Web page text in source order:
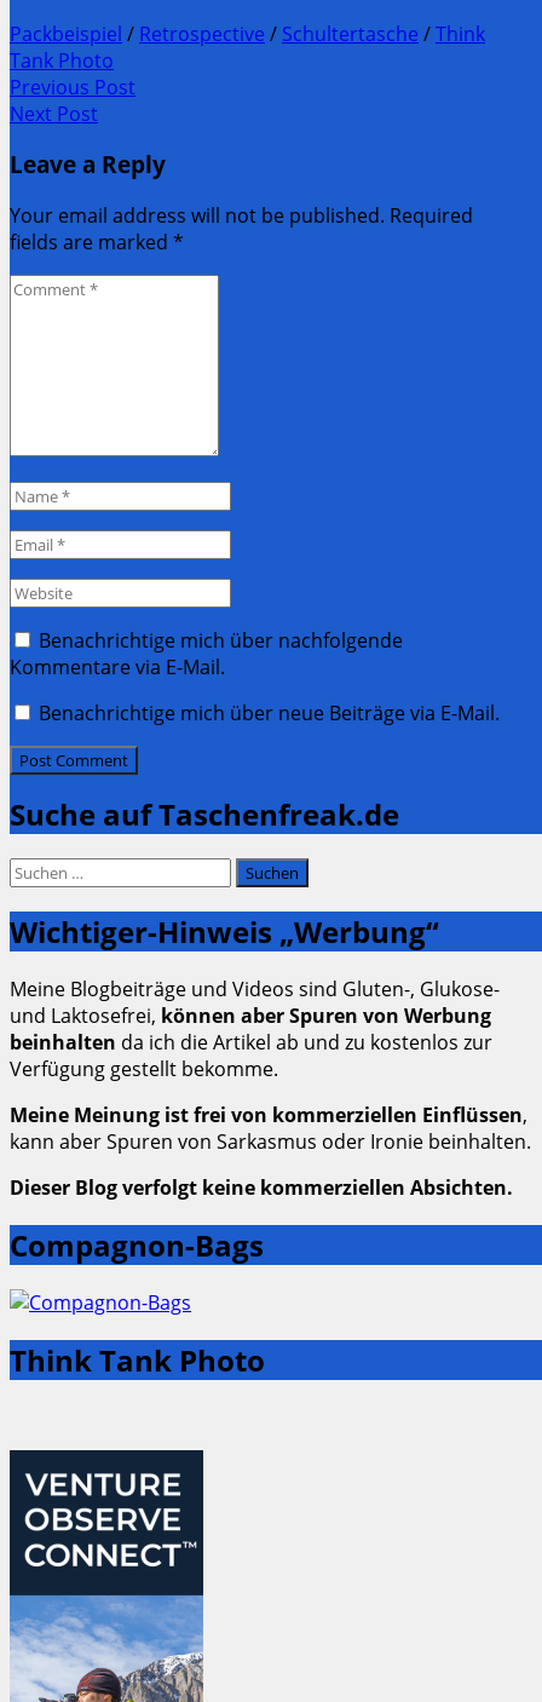
Packbeispiel / Retrospective / Schultertasche /Think
Tank Photo
Post
navigation
Previous Post
Previous
Next Post
Post:
Leave a Reply
Your email address will not be published. Required
fields are marked *
Comment
Name
Email
Website
Benachrichtige mich über nachfolgende
Kommentare via E-Mail.
Benachrichtige mich über neue Beiträge via E-Mail.
Suche auf Taschenfreak.de
Suchen
Wichtiger-Hinweis „Werbung“
Meine Blogbeiträge und Videos sind Gluten-, Glukose-
und Laktosefrei, können aber Spuren von Werbung
beinhalten da ich die Artikel ab und zu kostenlos zur
Verfügung gestellt bekomme.
Meine Meinung ist frei von kommerziellen Einflüssen,
kann aber Spuren von Sarkasmus oder Ironie beinhalten.
Dieser Blog verfolgt keine kommerziellen Absichten.
Compagnon-Bags
Think Tank Photo